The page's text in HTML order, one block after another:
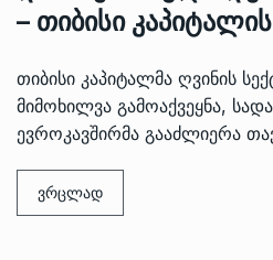
– თიბისი კაპიტალის
თიბისი კაპიტალმა ღვინის
მიმოხილვა გამოაქვეყნა,
ევროკავშირმა გააძლიერა
ვრცლად